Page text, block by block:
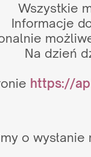
Wszystkie
Informacje
Na dzień
https://
o